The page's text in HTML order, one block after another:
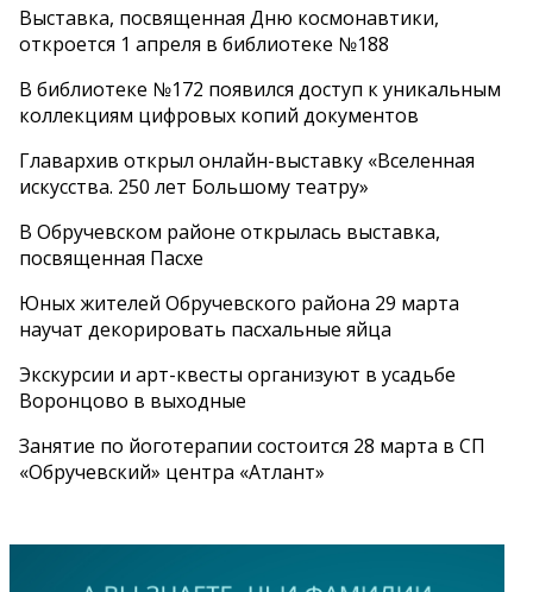
Выставка, посвященная Дню космонавтики,
откроется 1 апреля в библиотеке №188
В библиотеке №172 появился доступ к уникальным
коллекциям цифровых копий документов
Главархив открыл онлайн-выставку «Вселенная
искусства. 250 лет Большому театру»
В Обручевском районе открылась выставка,
посвященная Пасхе
Юных жителей Обручевского района 29 марта
научат декорировать пасхальные яйца
Экскурсии и арт-квесты организуют в усадьбе
Воронцово в выходные
Занятие по йоготерапии состоится 28 марта в СП
«Обручевский» центра «Атлант»